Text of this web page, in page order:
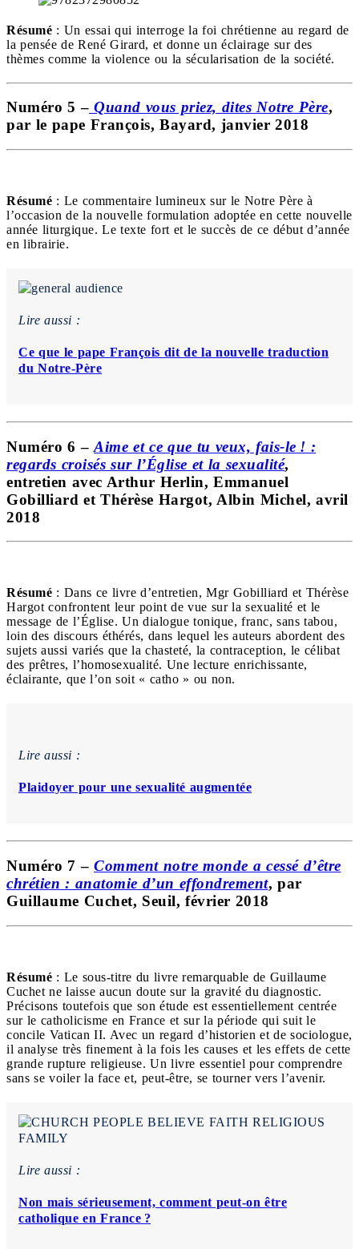
Résumé : Un essai qui interroge la foi chrétienne au regard de
la pensée de René Girard, et donne un éclairage sur des
thèmes comme la violence ou la sécularisation de la société.
Numéro 5 – Quand vous priez, dites Notre Père,
par le pape François, Bayard, janvier 2018
Résumé : Le commentaire lumineux sur le Notre Père à
l’occasion de la nouvelle formulation adoptée en cette nouvelle
année liturgique. Le texte fort et le succès de ce début d’année
en librairie.
Lire aussi :
Ce que le pape François dit de la nouvelle traduction
du Notre-Père
Numéro 6 – Aime et ce que tu veux, fais-le ! :
regards croisés sur l’Église et la sexualité,
entretien avec Arthur Herlin, Emmanuel
Gobilliard et Thérèse Hargot, Albin Michel, avril
2018
Résumé : Dans ce livre d’entretien, Mgr Gobilliard et Thérèse
Hargot confrontent leur point de vue sur la sexualité et le
message de l’Église. Un dialogue tonique, franc, sans tabou,
loin des discours éthérés, dans lequel les auteurs abordent des
sujets aussi variés que la chasteté, la contraception, le célibat
des prêtres, l’homosexualité. Une lecture enrichissante,
éclairante, que l’on soit « catho » ou non.
Lire aussi :
Plaidoyer pour une sexualité augmentée
Numéro 7 – Comment notre monde a cessé d’être
chrétien : anatomie d’un effondrement, par
Guillaume Cuchet, Seuil, février 2018
Résumé : Le sous-titre du livre remarquable de Guillaume
Cuchet ne laisse aucun doute sur la gravité du diagnostic.
Précisons toutefois que son étude est essentiellement centrée
sur le catholicisme en France et sur la période qui suit le
concile Vatican II. Avec un regard d’historien et de sociologue,
il analyse très finement à la fois les causes et les effets de cette
grande rupture religieuse. Un livre essentiel pour comprendre
sans se voiler la face et, peut-être, se tourner vers l’avenir.
Lire aussi :
Non mais sérieusement, comment peut-on être
catholique en France ?